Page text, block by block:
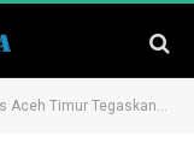
Tangani Kasus Sesuai SOP